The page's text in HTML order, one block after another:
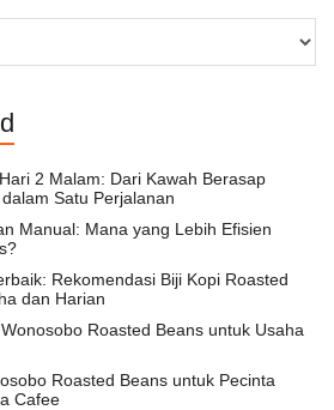
2 Malam: Dari Kawah Berasap
Satu Perjalanan
Manual: Mana yang Lebih Efisien
Rekomendasi Biji Kopi Roasted
dan Harian
Roasted Beans untuk Usaha
Roasted Beans untuk Pecinta
Cafee